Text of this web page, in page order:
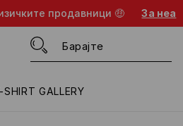
продавници 🤑 За неа
SHIRT GALLERY